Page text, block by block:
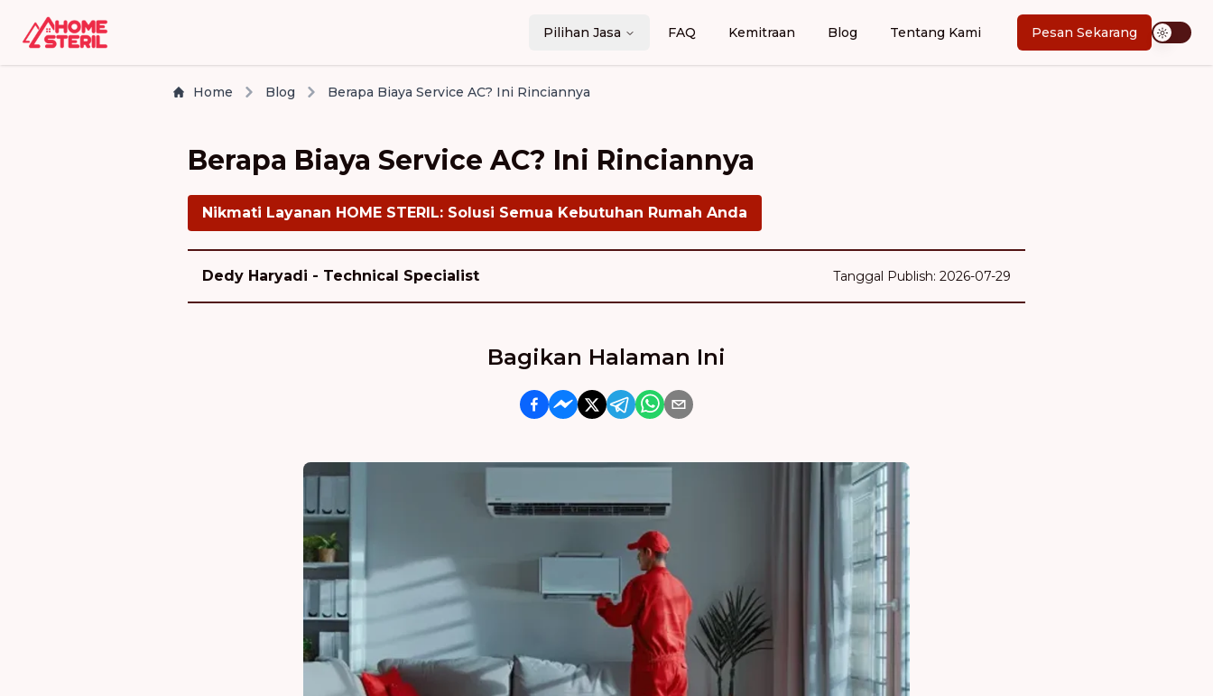
Pilihan Jasa FAQ Kemitraan Blog Tentang Kami Pesan Sekarang
Home Blog Berapa Biaya Service AC? Ini Rinciannya
Berapa Biaya Service AC? Ini Rinciannya
Nikmati Layanan HOME STERIL: Solusi Semua Kebutuhan Rumah Anda
Dedy Haryadi - Technical Specialist Tanggal Publish: 2026-07-29
Bagikan Halaman Ini